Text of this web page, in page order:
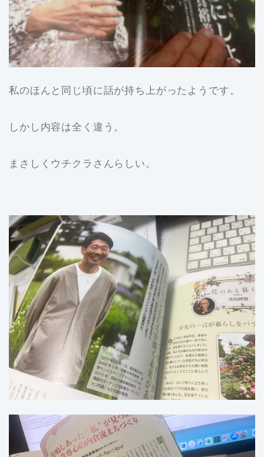
私のほんと同じ頃に話が持ち上がったようです。
しかし内容は全く違う。
まさしくウチクラさんらしい。